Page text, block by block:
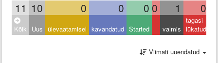
11 10 0 0 0 0 1 0
Kõik Uus ülevaatamisel kavandatud Started valmis
tagasi
lükatud
Viimati uuendatud